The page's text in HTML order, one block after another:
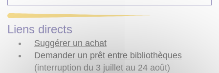
Liens directs
Suggérer un achat
Demander un prêt entre bibliothèques
(interruption du 3 juillet au 24 août)